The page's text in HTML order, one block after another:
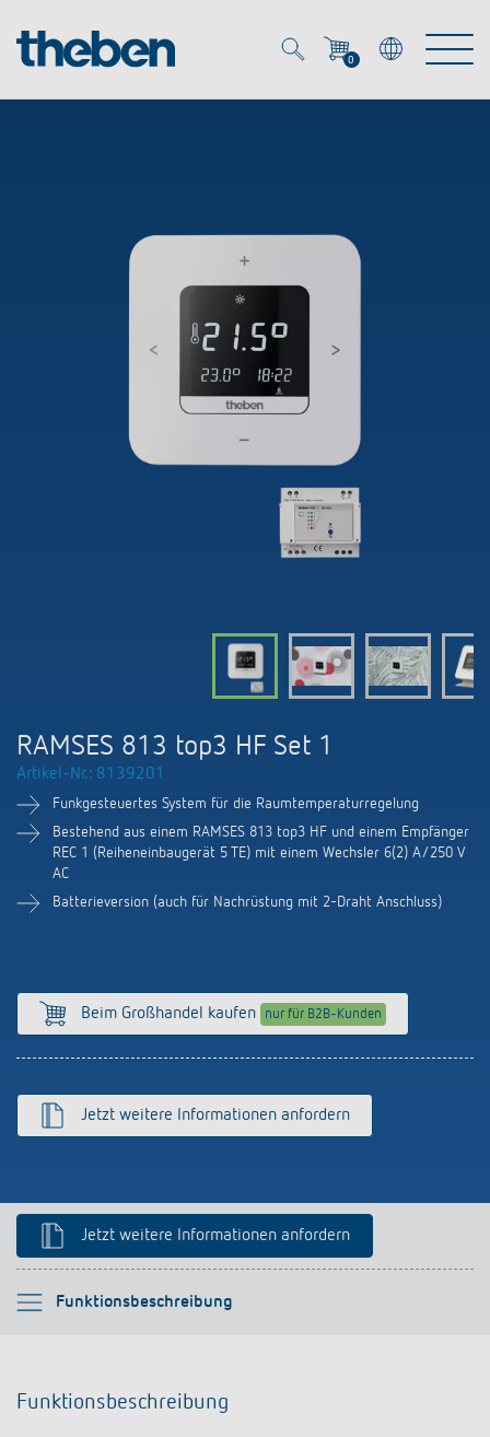
0
Energy Manager
OEM-Lösungen
Ansprechpartner OEM
OEM-Referenzen
Zeit- und Lichtsteuerung
DALI-2 Lichtsteuerung
KNX Smart Home System LUXORliving
Apps
Referenzen
Downloads
Konformitätserklärungen
Unternehmen
Nachhaltigkeit
Engagement
Design
Historie
Technischer Support
Vertrieb Deutschland
Vertrieb Weltweit
Anfahrt
LUXORliving
RAMSES 813 top3 HF Set 1
Artikel-Nr.: 8139201
Funkgesteuertes System für die Raumtemperaturregelung
Bestehend aus einem RAMSES 813 top3 HF und einem Empfänger
REC 1 (Reiheneinbaugerät 5 TE) mit einem Wechsler 6(2) A/250 V
AC
Batterieversion (auch für Nachrüstung mit 2-Draht Anschluss)
Beim Großhandel kaufen nur für B2B-Kunden
Jetzt weitere Informationen anfordern
Jetzt weitere Informationen anfordern
Funktionsbeschreibung
Bitte auswählen
Technische Informationen
Funktionsbeschreibung